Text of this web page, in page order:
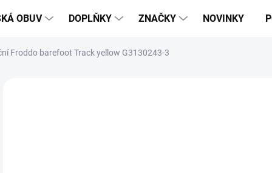
OBUV DOPLŇKY ZNAČKY NOVINKY
Froddo barefoot Track yellow G3130243-3